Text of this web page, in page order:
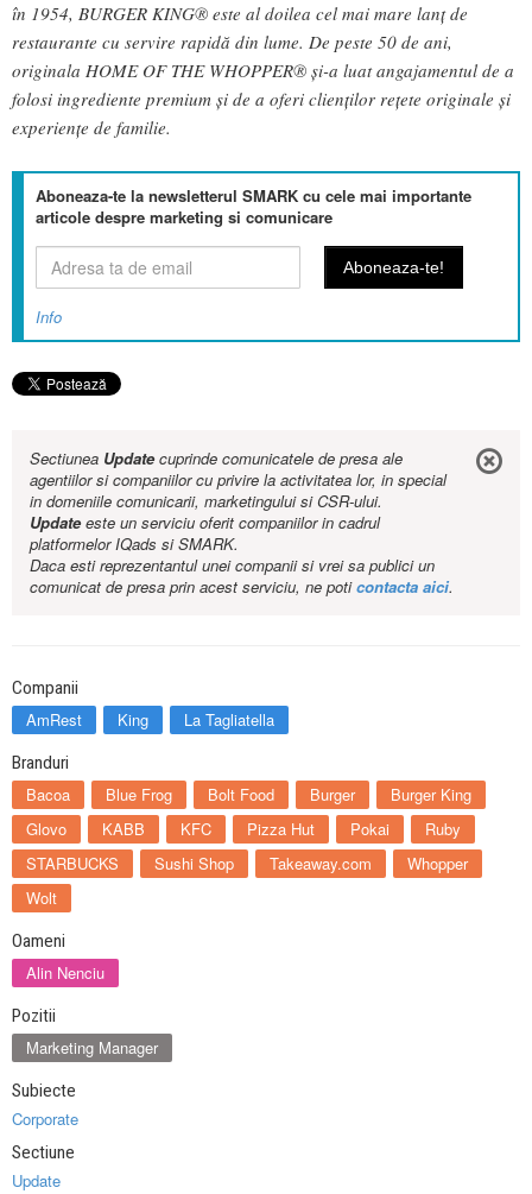
în 1954, BURGER KING® este al doilea cel mai mare lanț de
restaurante cu servire rapidă din lume. De peste 50 de ani,
originala HOME OF THE WHOPPER® și-a luat angajamentul de a
folosi ingrediente premium și de a oferi clienților rețete originale și
experiențe de familie.
Aboneaza-te la newsletterul SMARK cu cele mai importante
articole despre marketing si comunicare
Info
Sectiunea Updatecuprinde comunicatele de presa ale
agentiilor si companiilor cu privire la activitatea lor, in special
in domeniile comunicarii, marketingului si CSR-ului.
Updateeste un serviciu oferit companiilor in cadrul
platformelor IQads si SMARK.
Daca esti reprezentantul unei companii si vrei sa publici un
comunicat de presa prin acest serviciu, ne poticontacta aici.
Companii
AmRest King La Tagliatella
Branduri
Bacoa Blue Frog Bolt Food Burger
Burger King
Glovo
KABB KFC Pizza Hut Pokai
Ruby
STARBUCKS
Sushi Shop Takeaway.com
Whopper
Wolt
Oameni
Alin Nenciu
Pozitii
Marketing Manager
Subiecte
Corporate
Sectiune
Update